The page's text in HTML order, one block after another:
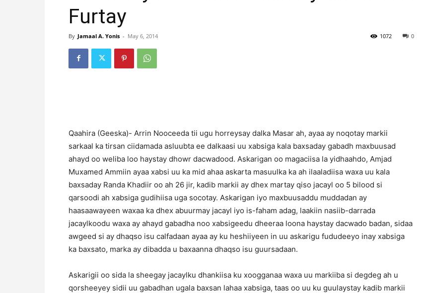
Furtay
By Jamaal A. Yonis - May 6, 2014 0
1072
Qaahira (Geeska)- Arrin Nooceeda tii ugu horreysay dalka Masar ah, ayaa ay noqotay markii
sarkaal ka tirsan ciidamada asluubta ee dalkaasi uu xabsiga kala baxsaday gabadh maxbuusad
ahayd oo weliba loo haystay dhowr dacwadood. Askarigan oo magaciisa la yidhaahdo, Amjad
Muxamed Ammiin ayaa xabsi uu ka mid ahaa askarta masuulka ka ah ilaaladiisa waxa uu kala
baxsaday Randa Khadiir oo ah 26 jir, kadib markii ay dhex martay qiso jacayl oo 5 bilood si
qarsoodi ah xabsiga gudihiisa uga socotay. Askarigan iyo maxbuusaddu muddadan ay
haasaawayeen waxaa ka dhex abuurmay jacayl iyo is-faham adag, laakiin nasiib-darrada
jacaylkoodu waxa ay ahayd gabadha noo xabsigeedu dheeraa loona haystay dacwado badan, sidaa
awgeed si ay dhaqso isu calfadaan ayaa ay ku heshiiyeen in uu askarigu fududeeyo inay xabsiga
ka baxsato, marka ay dibadda u baxaanna dhaqso isu guursadaan.
Askarigii oo sida la sheegay jacaylku dhankiisa ku xoogganaa waxa uu markiiba si degdeg ah u
qorsheeyey sidii uu gabadhan ugala baxsan lahaa xabsiga, taas oo uu ku guulaystay kadib markii